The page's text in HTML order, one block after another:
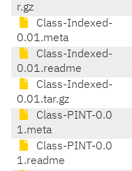
r.gz
Class-Indexed-
0.01.meta
Class-Indexed-
0.01.readme
Class-Indexed-
0.01.tar.gz
Class-PINT-0.0
1.meta
Class-PINT-0.0
1.readme